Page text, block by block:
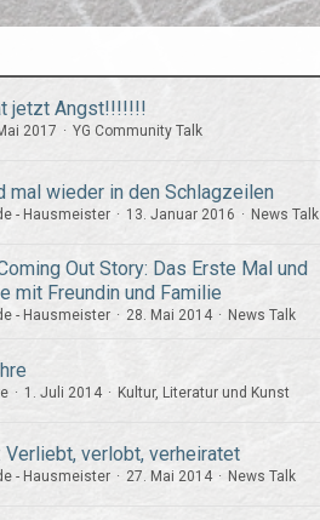
jetzt Angst!!!!!!!
2017 YG Community Talk
mal wieder in den Schlagzeilen
- Hausmeister 13. Januar 2016 News Talk
Out Story: Das Erste Mal und
mit Freundin und Familie
- Hausmeister 28. Mai 2014 News Talk
1. Juli 2014 Kultur, Literatur und Kunst
Verliebt, verlobt, verheiratet
- Hausmeister 27. Mai 2014 News Talk